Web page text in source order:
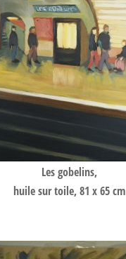
Les gobelins,
huile sur toile, 81 x 65 cm